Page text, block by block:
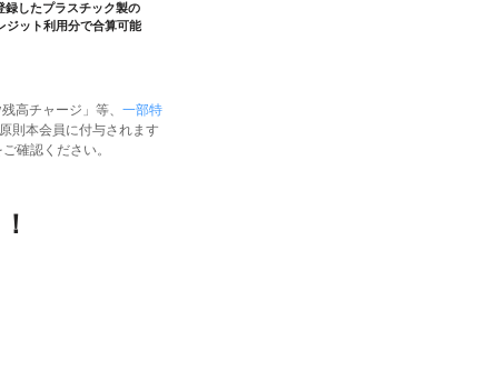
したプラスチック製の
ジット利用分で合算可能
高チャージ」等、 一部特
則本会員に付与されます
ご確認ください。